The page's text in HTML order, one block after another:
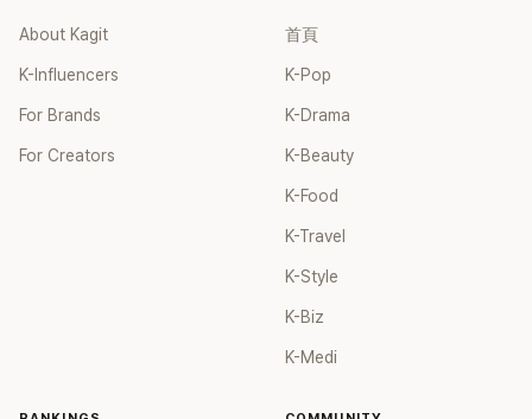
About Kagit
K-Influencers
For Brands
For Creators
首頁
K-Pop
K-Drama
K-Beauty
K-Food
K-Travel
K-Style
K-Biz
K-Medi